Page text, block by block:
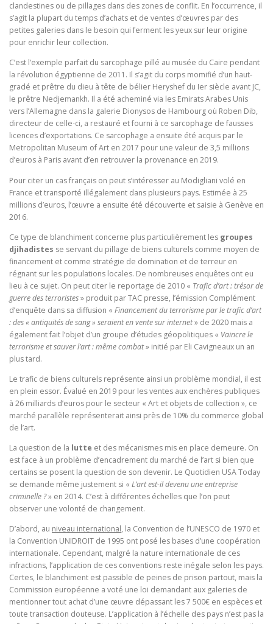
clandestines ou de pillages dans des zones de conflit. En l’occurrence, il
s’agit la plupart du temps d’achats et de ventes d’œuvres par des
petites galeries dans le besoin qui ferment les yeux sur leur origine
pour enrichir leur collection.
C’est l’exemple parfait du sarcophage pillé au musée du Caire pendant
la révolution égyptienne de 2011. Il s’agit du corps momifié d’un haut-
gradé et prêtre du dieu à tête de bélier Heryshef du Ier siècle avant JC,
le prêtre Nedjemankh. Il a été acheminé via les Emirats Arabes Unis
vers l’Allemagne dans la galerie Dionysos de Hambourg où Roben Dib,
directeur de celle-ci, a restauré et fourni à ce sarcophage de fausses
licences d’exportations. Ce sarcophage a ensuite été acquis par le
Metropolitan Museum of Art en 2017 pour une valeur de 3,5 millions
d’euros à Paris avant d’en retrouver la provenance en 2019.
Pour citer un cas français on peut s’intéresser au Modigliani volé en
France et transporté illégalement dans plusieurs pays. Estimée à 25
millions d’euros, l’œuvre a ensuite été découverte et saisie à Genève en
2016.
Ce type de blanchiment concerne plus particulièrement les groupes
djihadistes se servant du pillage de biens culturels comme moyen de
financement et comme stratégie de domination et de terreur en
régnant sur les populations locales. De nombreuses enquêtes ont eu
lieu à ce sujet. On peut citer le reportage de 2010 « Trafic d’art : trésor de
guerre des terroristes» produit par TAC presse, l’émission Complément
d’enquête dans sa diffusion « Financement du terrorisme par le trafic d’art
: des « antiquités de sang » seraient en vente sur internet» de 2020 mais a
également fait l’objet d’un groupe d’études géopolitiques « Vaincre le
terrorisme et sauver l’art : même combat» initié par Eli Cavigneaux un an
plus tard.
Le trafic de biens culturels représente ainsi un problème mondial, il est
en plein essor. Évalué en 2019 pour les ventes aux enchères publiques
à 26 milliards d’euros pour le secteur « Art et objets de collection », ce
marché parallèle représenterait ainsi près de 10% du commerce global
de l’art.
La question de la lutte et des mécanismes mis en place demeure. On
est face à un problème d’encadrement du marché de l’art si bien que
certains se posent la question de son devenir. Le Quotidien USA Today
se demande même justement si « L’art est-il devenu une entreprise
criminelle ?» en 2014. C’est à différentes échelles que l’on peut
observer une volonté de changement.
D’abord, au niveau international, la Convention de l’UNESCO de 1970 et
la Convention UNIDROIT de 1995 ont posé les bases d’une coopération
internationale. Cependant, malgré la nature internationale de ces
infractions, l’application de ces conventions reste inégale selon les pays.
Certes, le blanchiment est passible de peines de prison partout, mais la
Commission européenne a voté une loi demandant aux galeries de
mentionner tout achat d’une œuvre dépassant les 7 500€ en espèces et
toute transaction douteuse. L’application à l’échelle des pays n’est pas la